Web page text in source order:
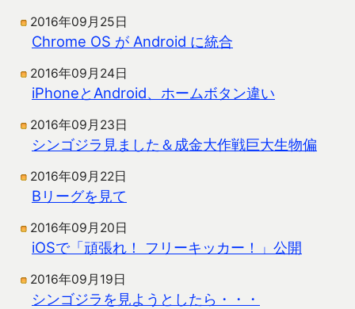
2016年09月25日
Chrome OS が Android に統合
2016年09月24日
iPhoneとAndroid、ホームボタン違い
2016年09月23日
シンゴジラ見ました＆成金大作戦巨大生物偏
2016年09月22日
Bリーグを見て
2016年09月20日
iOSで「頑張れ！ フリーキッカー！」公開
2016年09月19日
シンゴジラを見ようとしたら・・・